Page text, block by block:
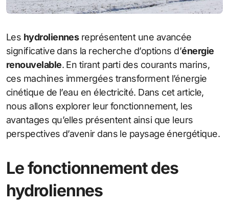
Les hydroliennesreprésentent une avancée
significative dans la recherche d’options d’énergie
renouvelable. En tirant parti des courants marins,
ces machines immergées transforment l’énergie
cinétique de l’eau en électricité. Dans cet article,
nous allons explorer leur fonctionnement, les
avantages qu’elles présentent ainsi que leurs
perspectives d’avenir dans le paysage énergétique.
Le fonctionnement des
hydroliennes